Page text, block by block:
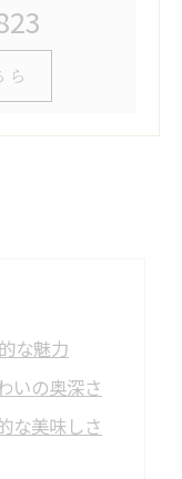
ら
な魅力
いの奥深さ
な美味しさ
力を探る